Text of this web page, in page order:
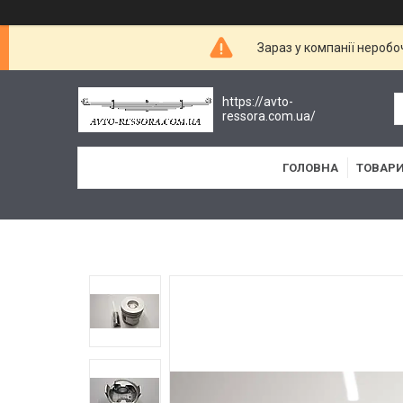
Зараз у компанії
https://avto-
ressora.com.ua/
ГОЛОВНА